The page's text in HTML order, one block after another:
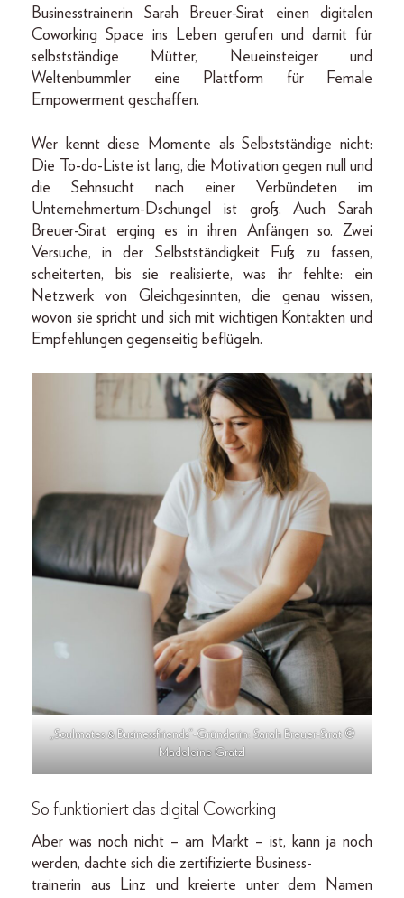
Businesstrainerin Sarah Breuer-Sirat einen digitalen
Coworking Space ins Leben gerufen und damit für
selbstständige Mütter, Neueinsteiger und
Weltenbummler eine Plattform für Female
Empowerment geschaffen.
Wer kennt diese Momente als Selbstständige nicht:
Die To-do-Liste ist lang, die Motivation gegen null und
die Sehnsucht nach einer Verbündeten im
Unternehmertum-Dschungel ist groß. Auch Sarah
Breuer-Sirat erging es in ihren Anfängen so. Zwei
Versuche, in der Selbstständigkeit Fuß zu fassen,
scheiterten, bis sie realisierte, was ihr fehlte: ein
Netzwerk von Gleichgesinnten, die genau wissen,
wovon sie spricht und sich mit wichtigen Kontakten und
Empfehlungen gegenseitig beflügeln.
„Soulmates & Businessfriends“-Gründerin: Sarah Breuer-Sirat ©
Madeleine Gratzl
So funktioniert das digital Coworking
Aber was noch nicht – am Markt – ist, kann ja noch
werden, dachte sich die zertifizierte Business-
trainerin aus Linz und kreierte unter dem Namen